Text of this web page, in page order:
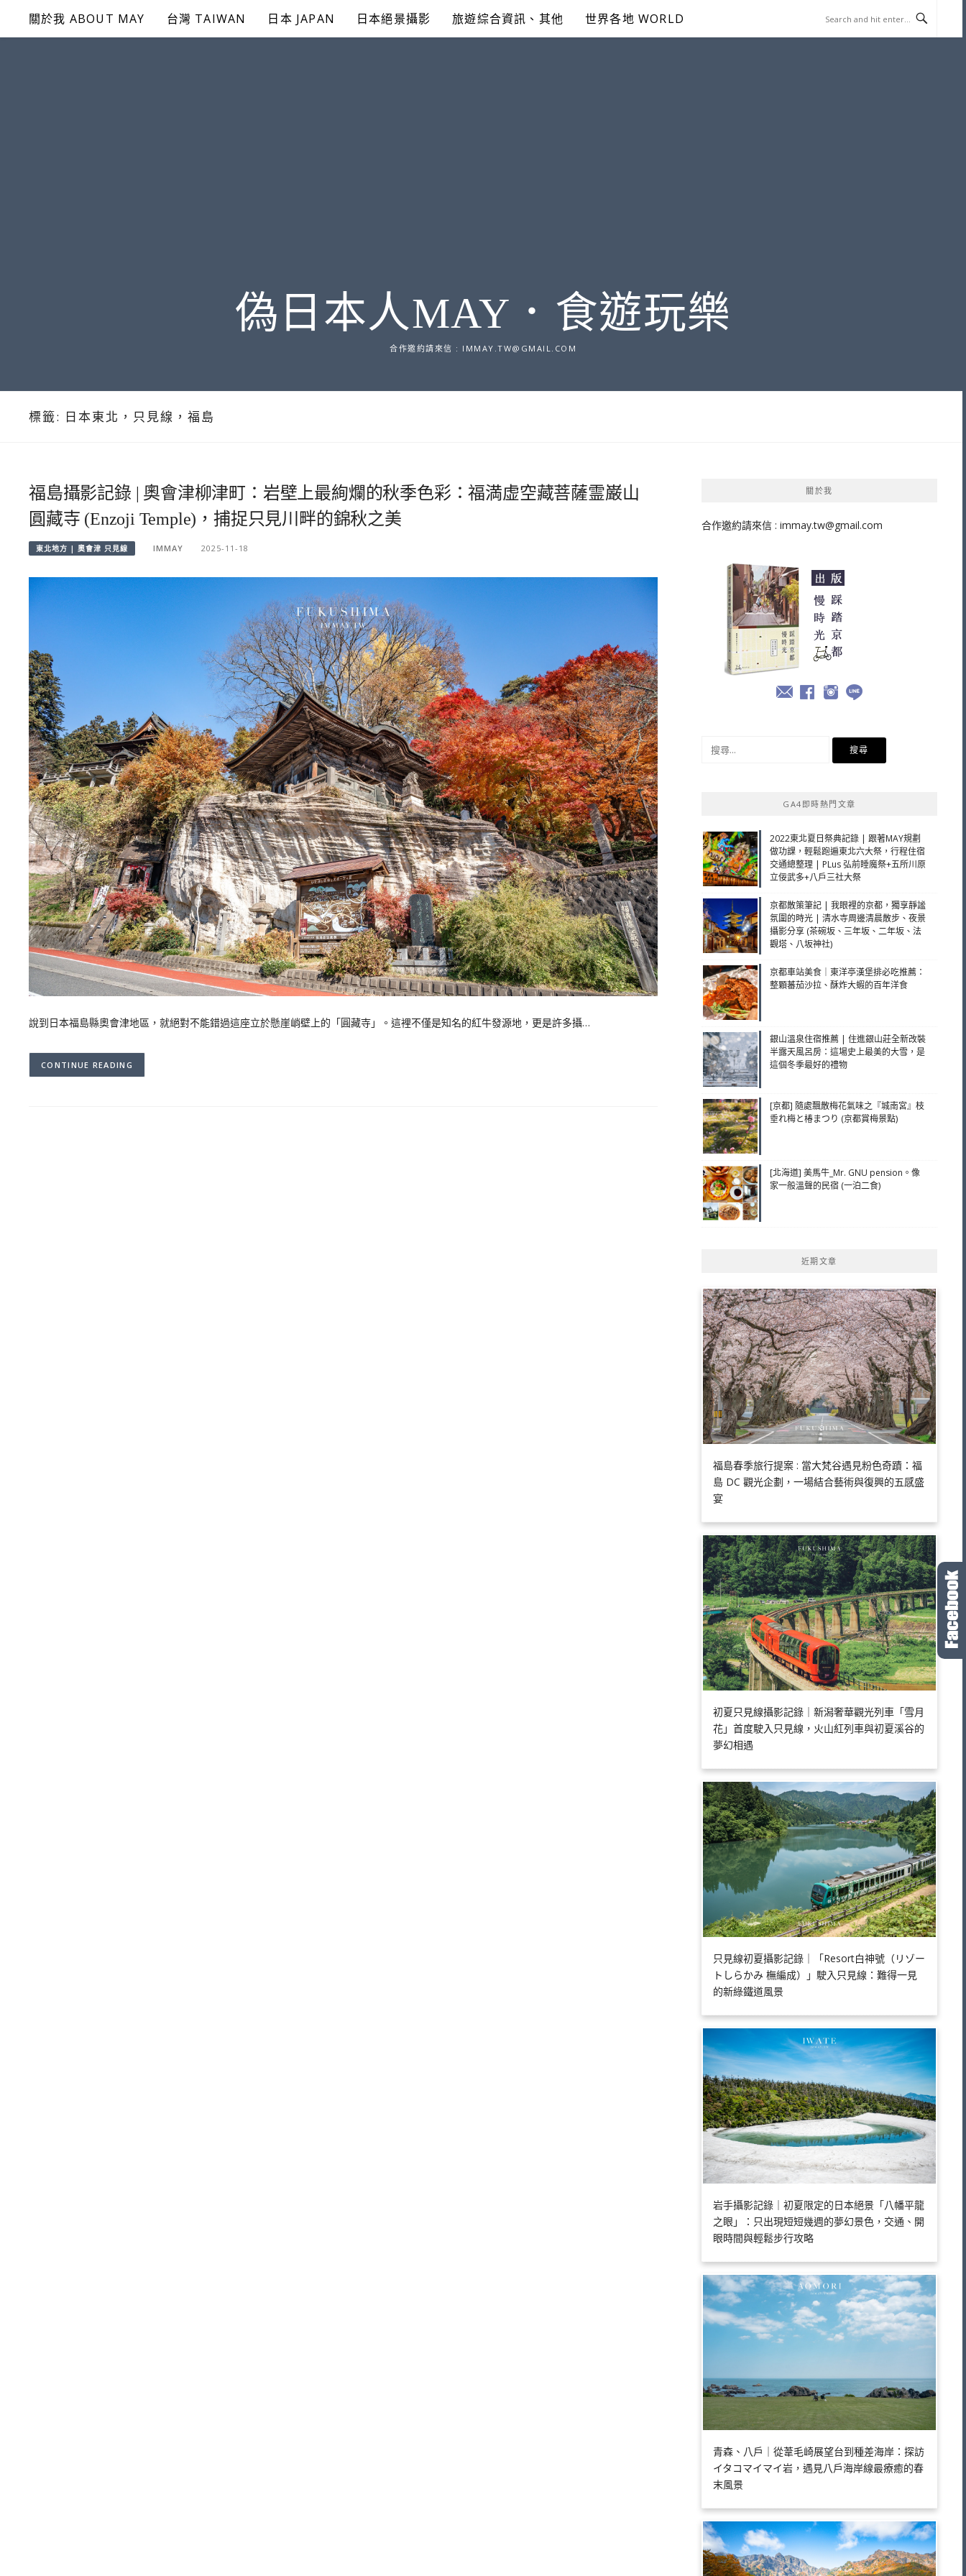
content
關於我 ABOUT MAY 台灣 TAIWAN 日本 JAPAN 日本絕景攝影 旅遊綜合資訊、其他 世界各地 WORLD
偽日本人MAY．食遊玩樂
合作邀約請來信 : IMMAY.TW@GMAIL.COM
標籤: 日本東北，只見線，福島
福島攝影記錄 | 奧會津柳津町：岩壁上最絢爛的秋季色彩：福満虚空藏菩薩霊巌山
圓藏寺 (Enzoji Temple)，捕捉只見川畔的錦秋之美
東北地方 | 奧會津 只見線 IMMAY 2025-11-18
說到日本福島縣奧會津地區，就絕對不能錯過這座立於懸崖峭壁上的「圓藏寺」。這裡不僅是知名的紅牛發源地，更是許多攝…
CONTINUE READING
關於我
合作邀約請來信 : immay.tw@gmail.com
GA4即時熱門文章
2022東北夏日祭典記錄 | 跟著MAY規劃
做功課，輕鬆跑遍東北六大祭，行程住宿
交通總整理 | PLus 弘前睡魔祭+五所川原
立佞武多+八戶三社大祭
京都散策筆記 | 我眼裡的京都，獨享靜謐
氛圍的時光 | 清水寺周邊清晨散步、夜景
攝影分享 (茶碗坂、三年坂、二年坂、法
觀塔、八坂神社)
京都車站美食｜東洋亭漢堡排必吃推薦：
整顆蕃茄沙拉、酥炸大蝦的百年洋食
銀山溫泉住宿推薦 | 住進銀山莊全新改裝
半露天風呂房：這場史上最美的大雪，是
這個冬季最好的禮物
[京都] 隨處飄散梅花氣味之『城南宮』枝
垂れ梅と椿まつり (京都賞梅景點)
[北海道] 美馬牛_Mr. GNU pension。像
家一般溫聲的民宿 (一泊二食)
近期文章
福島春季旅行提案 : 當大梵谷遇見粉色奇蹟：福
島 DC 觀光企劃，一場結合藝術與復興的五感盛
宴
初夏只見線攝影記錄｜新潟奢華觀光列車「雪月
花」首度駛入只見線，火山紅列車與初夏溪谷的
夢幻相遇
只見線初夏攝影記錄｜「Resort白神號（リゾー
トしらかみ 橅編成）」駛入只見線：難得一見
的新綠鐵道風景
岩手攝影記錄｜初夏限定的日本絕景「八幡平龍
之眼」：只出現短短幾週的夢幻景色，交通、開
眼時間與輕鬆步行攻略
青森、八戶｜從葦毛崎展望台到種差海岸：探訪
イタコマイマイ岩，遇見八戶海岸線最療癒的春
末風景